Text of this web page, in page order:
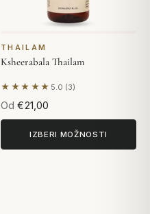
THAILAM
Ksheerabala Thailam
★★★★★ 5.0 (3)
Na podlagi 3 mnenj
Od €21,00
IZBERI MOŽNOSTI